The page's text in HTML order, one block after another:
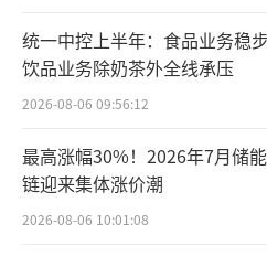
了关系。”
此后，海信连续三
其“中国第一，世界第
深入人心。今年，海
高”的欧洲杯里，扮演
统一中控上半年：食品业务稳步
饮品业务除奶茶外全线承压
2026-08-06 09:56:12
最高涨幅30%！2026年7月储
链迎来集体涨价潮
2026-08-06 10:01:08